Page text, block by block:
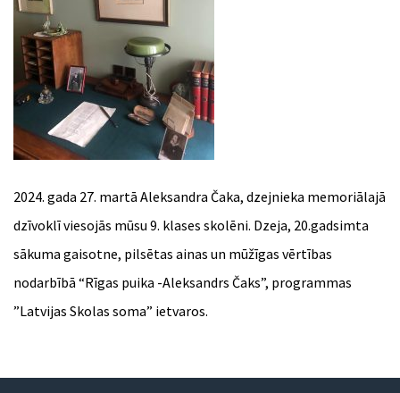
2024. gada 27. martā Aleksandra Čaka, dzejnieka memoriālajā
dzīvoklī viesojās mūsu 9. klases skolēni. Dzeja, 20.gadsimta
sākuma gaisotne, pilsētas ainas un mūžīgas vērtības
nodarbībā “Rīgas puika -Aleksandrs Čaks”, programmas
”Latvijas Skolas soma” ietvaros.